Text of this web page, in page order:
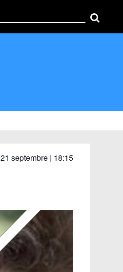
21 septembre | 18:15